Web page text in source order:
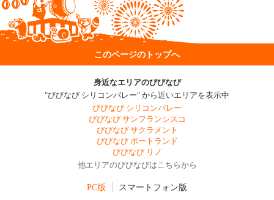
このページのトップへ
身近なエリアのびびなび
"びびなび シリコンバレー" から近いエリアを表示中
びびなび シリコンバレー
びびなび サンフランシスコ
びびなび サクラメント
びびなび ポートランド
びびなび リノ
他エリアのびびなびはこちらから
PC版 スマートフォン版